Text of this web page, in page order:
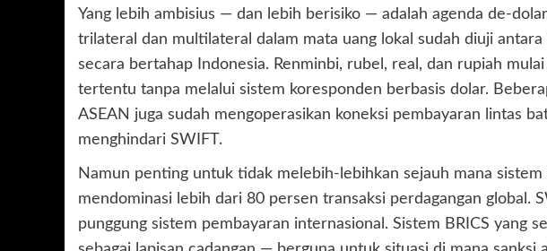
Yang lebih ambisius — dan lebih berisiko — adalah agenda de-
trilateral dan multilateral dalam mata uang lokal sudah diuji antara
secara bertahap Indonesia. Renminbi, rubel, real, dan rupiah
tertentu tanpa melalui sistem koresponden berbasis dolar.
ASEAN juga sudah mengoperasikan koneksi pembayaran lintas
menghindari SWIFT.
Namun penting untuk tidak melebih-lebihkan sejauh mana
mendominasi lebih dari 80 persen transaksi perdagangan global.
punggung sistem pembayaran internasional. Sistem BRICS yang